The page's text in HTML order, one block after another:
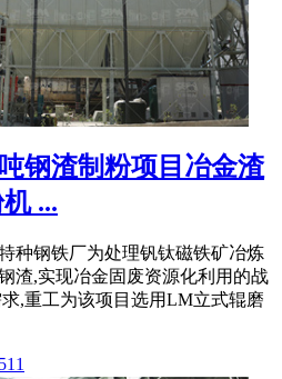
钢渣制粉项目冶金渣
...
种钢铁厂为处理钒钛磁铁矿冶炼
渣,实现冶金固废资源化利用的战
,重工为该项目选用LM立式辊磨